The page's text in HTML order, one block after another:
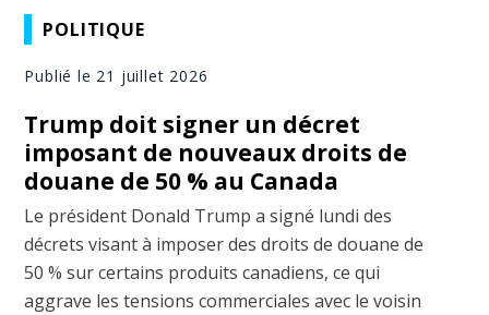
POLITIQUE
Publié le 21 juillet 2026
Trump doit signer un décret
imposant de nouveaux droits de
douane de 50 % au Canada
Le président Donald Trump a signé lundi des
décrets visant à imposer des droits de douane de
50 % sur certains produits canadiens, ce qui
aggrave les tensions commerciales avec le voisin